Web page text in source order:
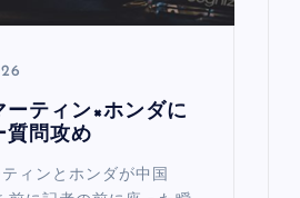
ーティン×ホンダに
質問攻め
ィンとホンダが中国